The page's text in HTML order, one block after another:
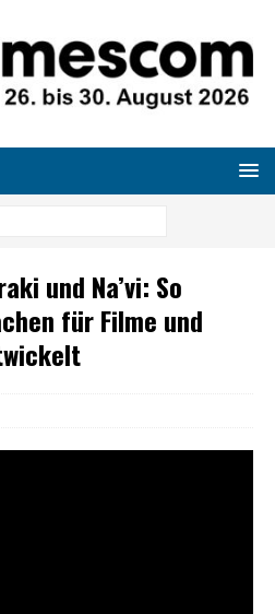
und Na’vi: So
für Filme und